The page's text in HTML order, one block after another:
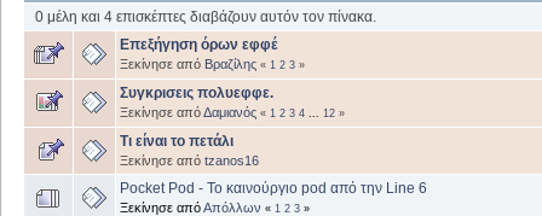
0 μέλη και 4 επισκέπτες διαβάζουν αυτόν τον πίνακα.
Eπεξήγηση όρων εφφέ
Ξεκίνησε από Βραζίλης « 1 2 3 »
Συγκρισεις πολυεφφε.
Ξεκίνησε απόΔαμιανός « 1 2 3 4 12 »
Τι είναι το πετάλι
Ξεκίνησε από tzanos16
Pocket Pod - To καινούργιο pod από την Line 6
Ξεκίνησε απόΑπόλλων « 1 2 3 »